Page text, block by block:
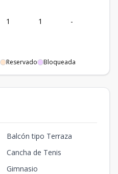
1 1 -
Reservado Bloqueada
Balcón tipo Terraza
Cancha de Tenis
Gimnasio